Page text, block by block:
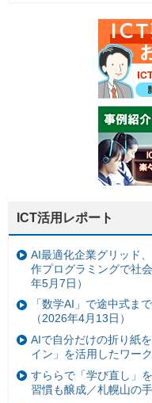
ICT活用レポート
AI最適化企業グリッド
作プログラミングで社
年5月7日）
「数学AI」で途中式ま
（2026年4月13日）
AIで自分だけの折り紙
イン」を活用したワー
すららで「学び直し」
習慣も醸成／札幌山の